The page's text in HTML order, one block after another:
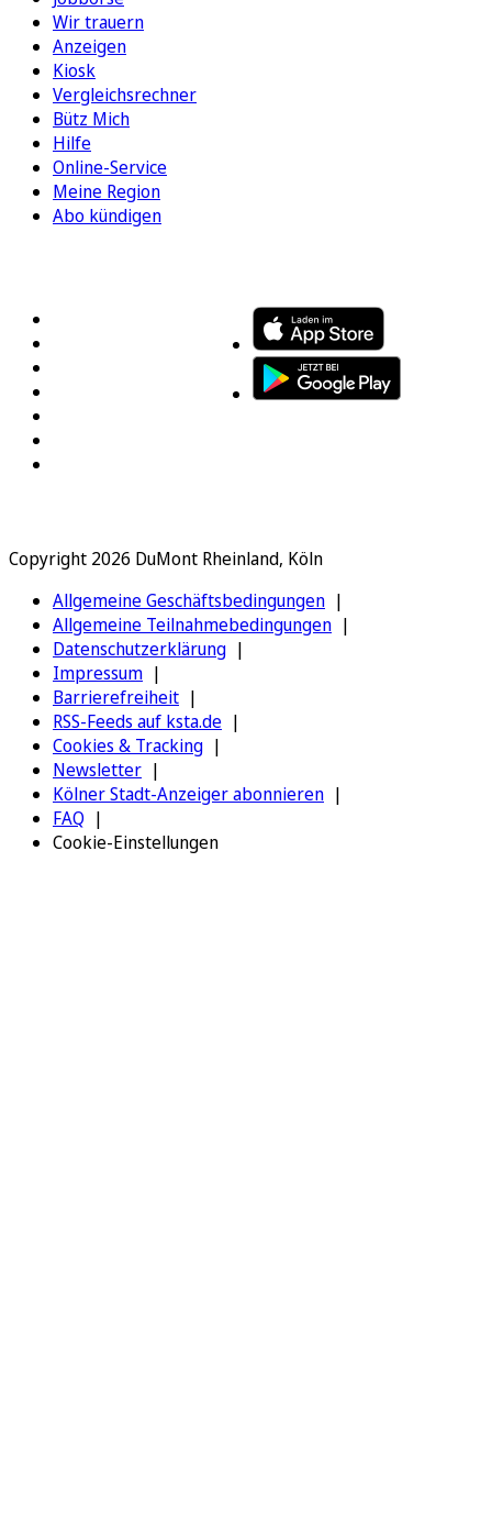
Wir trauern
Anzeigen
Kiosk
Vergleichsrechner
Bütz Mich
Hilfe
Online-Service
Meine Region
Abo kündigen
Copyright 2026 DuMont Rheinland, Köln
Allgemeine Geschäftsbedingungen
Allgemeine Teilnahmebedingungen
Datenschutzerklärung
Impressum
Barrierefreiheit
RSS-Feeds auf ksta.de
Cookies & Tracking
Newsletter
Kölner Stadt-Anzeiger abonnieren
FAQ
Cookie-Einstellungen